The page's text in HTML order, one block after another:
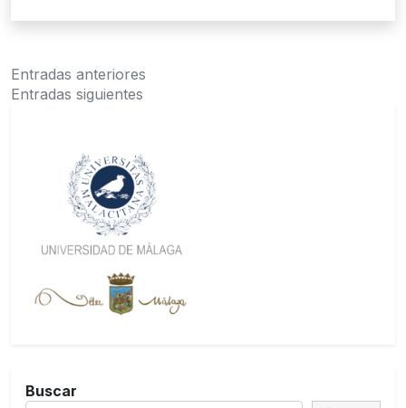
Navegación
de
Entradas anteriores
Entradas siguientes
Buscar